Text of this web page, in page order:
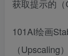
获取提示的
101AI绘画
（Upscaling